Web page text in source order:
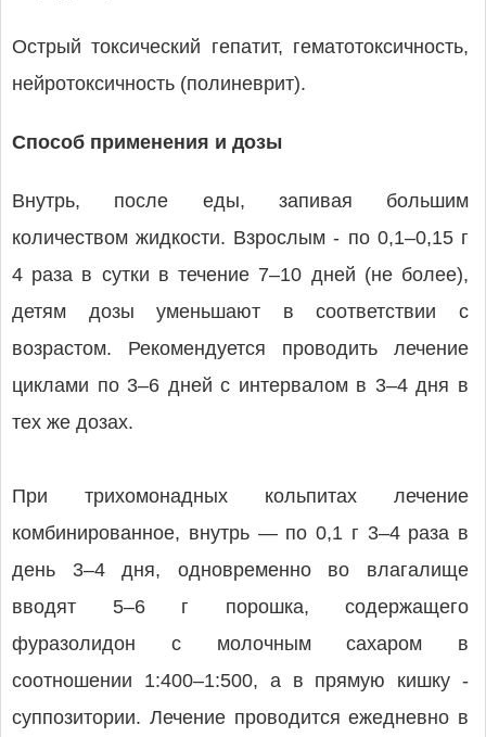
Острый токсический гепатит, гематотоксичность,
нейротоксичность (полиневрит).
Способ применения и дозы
Внутрь, после еды, запивая большим
количеством жидкости. Взрослым - по 0,1–0,15 г
4 раза в сутки в течение 7–10 дней (не более),
детям дозы уменьшают в соответствии с
возрастом. Рекомендуется проводить лечение
циклами по 3–6 дней с интервалом в 3–4 дня в
тех же дозах.
При трихомонадных кольпитах лечение
комбинированное, внутрь — по 0,1 г 3–4 раза в
день 3–4 дня, одновременно во влагалище
вводят 5–6 г порошка, содержащего
фуразолидон с молочным сахаром в
соотношении 1:400–1:500, а в прямую кишку -
суппозитории. Лечение проводится ежедневно в